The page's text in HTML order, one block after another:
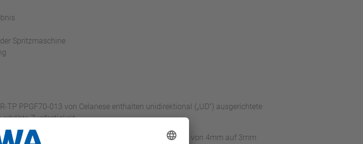
Spritzmaschine
TP PPGF70-013 von Celanese enthalten unidirektional („UD“) ausgerichtete
erhöhte Zugfestigkeit.
Fibremold von Borealis) und die Wanddicke konnten von 4mm auf 3mm